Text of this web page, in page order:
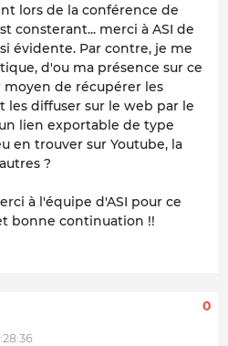
lors de la conférence de
consterant... merci à ASI de
évidente. Par contre, je me
d'ou ma présence sur ce
de récupérer les
les diffuser sur le web par le
lien exportable de type
en trouver sur Youtube, la
?
à l'équipe d'ASI pour ce
bonne continuation !!
0